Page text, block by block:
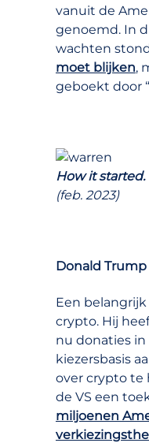
vanuit de
genoemd. In
wachten
moet blijken,
geboekt door
How it started.
(feb. 2023)
Donald
Een
crypto. Hij
nu donaties
kiezersbasis
over crypto te
de VS een
miljoenen